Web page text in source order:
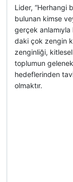
Lider, “Herhangi
bulunan kimse
gerçek
daki çok zengin
zenginliği,
toplumun
hedeflerinden
olmaktır.